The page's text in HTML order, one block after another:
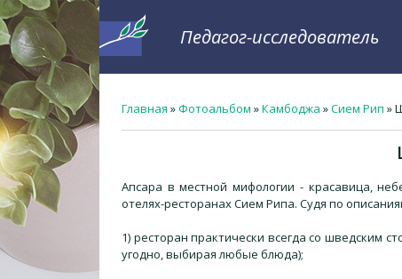
Педагог-исследователь
Главная »Фотоальбом »Камбоджа »Сием Рип »
Апсара в местной мифологии - красавица,
отелях-ресторанах Сием Рипа. Судя по
1) ресторан практически всегда со шведским
угодно, выбирая любые блюда);